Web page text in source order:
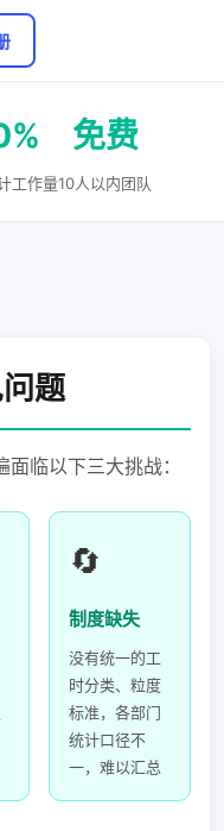
工作量
免费
10人以内团队
题
临以下三大挑战：
🔄
制度缺失
没有统一的工
时分类、粒度
标准，各部门
统计口径不
一，难以汇总